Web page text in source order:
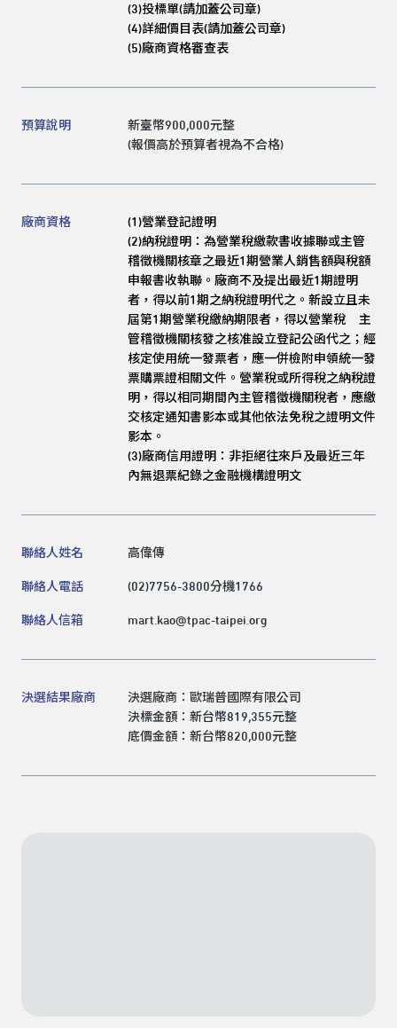
(3)投標單(請加蓋公司章)
(4)詳細價目表(請加蓋公司章)
(5)廠商資格審查表
預算說明
新臺幣900,000元整
(報價高於預算者視為不合格)
廠商資格 (1)營業登記證明
(2)納稅證明：為營業稅繳款書收據聯或主管
稽徵機關核章之最近1期營業人銷售額與稅額
申報書收執聯。廠商不及提出最近1期證明
者，得以前1期之納稅證明代之。新設立且未
屆第1期營業稅繳納期限者，得以營業稅 主
管稽徵機關核發之核准設立登記公函代之；經
核定使用統一發票者，應一併檢附申領統一發
票購票證相關文件。營業稅或所得稅之納稅證
明，得以相同期間內主管稽徵機關稅者，應繳
交核定通知書影本或其他依法免稅之證明文件
影本。
(3)廠商信用證明：非拒絕往來戶及最近三年
內無退票紀錄之金融機構證明文
聯絡人姓名 高偉傳
聯絡人電話 (02)7756-3800分機1766
聯絡人信箱 mart.kao@tpac-taipei.org
決選結果廠商
決選廠商：歐瑞普國際有限公司
決標金額：新台幣819,355元整
底價金額：新台幣820,000元整